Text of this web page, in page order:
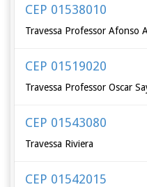
CEP 01538010
Travessa Professor Afonso
CEP 01519020
Travessa Professor Oscar
CEP 01543080
Travessa Riviera
CEP 01542015